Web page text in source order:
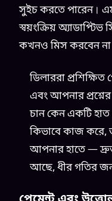
সুইচ করতে পারেন।
স্বয়ংক্রিয় অ্যাডাপ্টিভ
কখনও মিস করবেন
ডিলাররা প্রশিক্ষিত
এবং আপনার
চান কেন একটি
কিভাবে কাজ করে,
আপনার হাতে —
আছে, ধীর গতির